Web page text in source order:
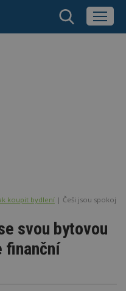
koupit bydlení Češi jsou
svou bytovou
finanční